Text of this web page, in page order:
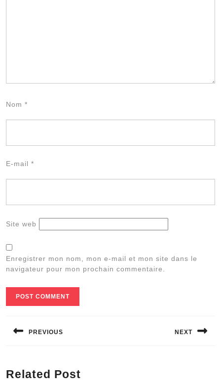
Nom *
E-mail *
Site web
Enregistrer mon nom, mon e-mail et mon site dans le
navigateur pour mon prochain commentaire.
de
PREVIOUS
post:
NEXT
Related Post